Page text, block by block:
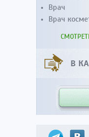
Врач
Врач
В